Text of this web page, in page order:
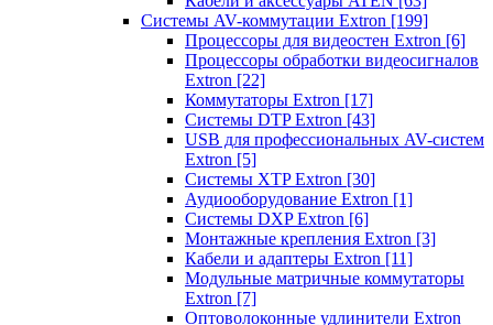
Системы AV-коммутации Extron [199]
Процессоры для видеостен Extron [6]
Процессоры обработки видеосигналов
Extron [22]
Коммутаторы Extron [17]
Системы DTP Extron [43]
USB для профессиональных AV-систем
Extron [5]
Системы XTP Extron [30]
Аудиооборудование Extron [1]
Системы DXP Extron [6]
Монтажные крепления Extron [3]
Кабели и адаптеры Extron [11]
Модульные матричные коммутаторы
Extron [7]
Оптоволоконные удлинители Extron